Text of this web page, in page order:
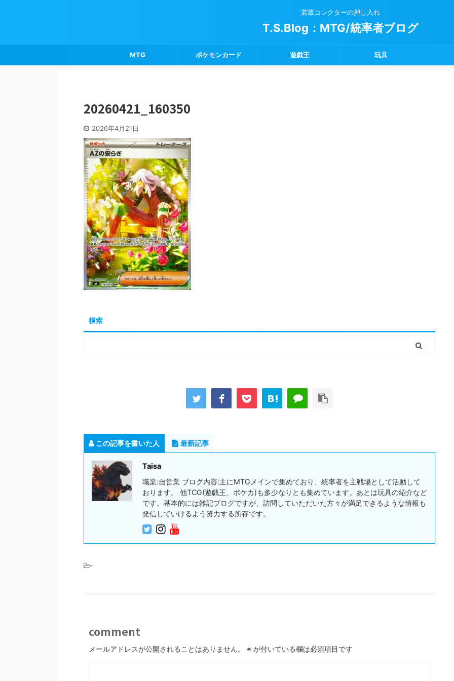
若輩コレクターの押し入れ
T.S.Blog：MTG/統率者ブログ
MTG ポケモンカード 遊戯王 玩具
20260421_160350
2026年4月21日
検索
この記事を書いた人 最新記事
Taisa
職業:自営業 ブログ内容:主にMTGメインで集めており、統率者を主戦場として活動して
おります。 他TCG(遊戯王、ポケカ)も多少なりとも集めています。あとは玩具の紹介など
です。基本的には雑記ブログですが、訪問していただいた方々が満足できるような情報も
発信していけるよう努力する所存です。
-
comment
メールアドレスが公開されることはありません。 ※ が付いている欄は必須項目です